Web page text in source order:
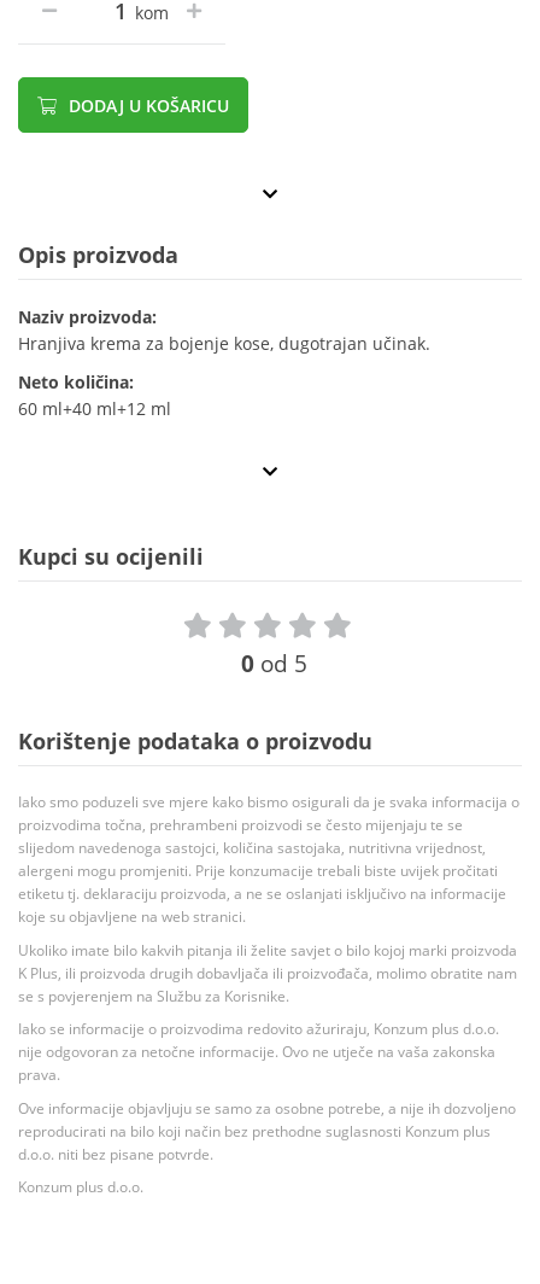
kom
DODAJ U KOŠARICU
Opis proizvoda
Naziv proizvoda:
Hranjiva krema za bojenje kose, dugotrajan učinak.
Neto količina:
60 ml+40 ml+12 ml
Kupci su ocijenili
0 od 5
Korištenje podataka o proizvodu
Iako smo poduzeli sve mjere kako bismo osigurali da je svaka informacija o
proizvodima točna, prehrambeni proizvodi se često mijenjaju te se
slijedom navedenoga sastojci, količina sastojaka, nutritivna vrijednost,
alergeni mogu promjeniti. Prije konzumacije trebali biste uvijek pročitati
etiketu tj. deklaraciju proizvoda, a ne se oslanjati isključivo na informacije
koje su objavljene na web stranici.
Ukoliko imate bilo kakvih pitanja ili želite savjet o bilo kojoj marki proizvoda
K Plus, ili proizvoda drugih dobavljača ili proizvođača, molimo obratite nam
se s povjerenjem na Službu za Korisnike.
Iako se informacije o proizvodima redovito ažuriraju, Konzum plus d.o.o.
nije odgovoran za netočne informacije. Ovo ne utječe na vaša zakonska
prava.
Ove informacije objavljuju se samo za osobne potrebe, a nije ih dozvoljeno
reproducirati na bilo koji način bez prethodne suglasnosti Konzum plus
d.o.o. niti bez pisane potvrde.
Konzum plus d.o.o.